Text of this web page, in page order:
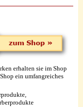
erhalten sie im Shop
ein umfangreiches